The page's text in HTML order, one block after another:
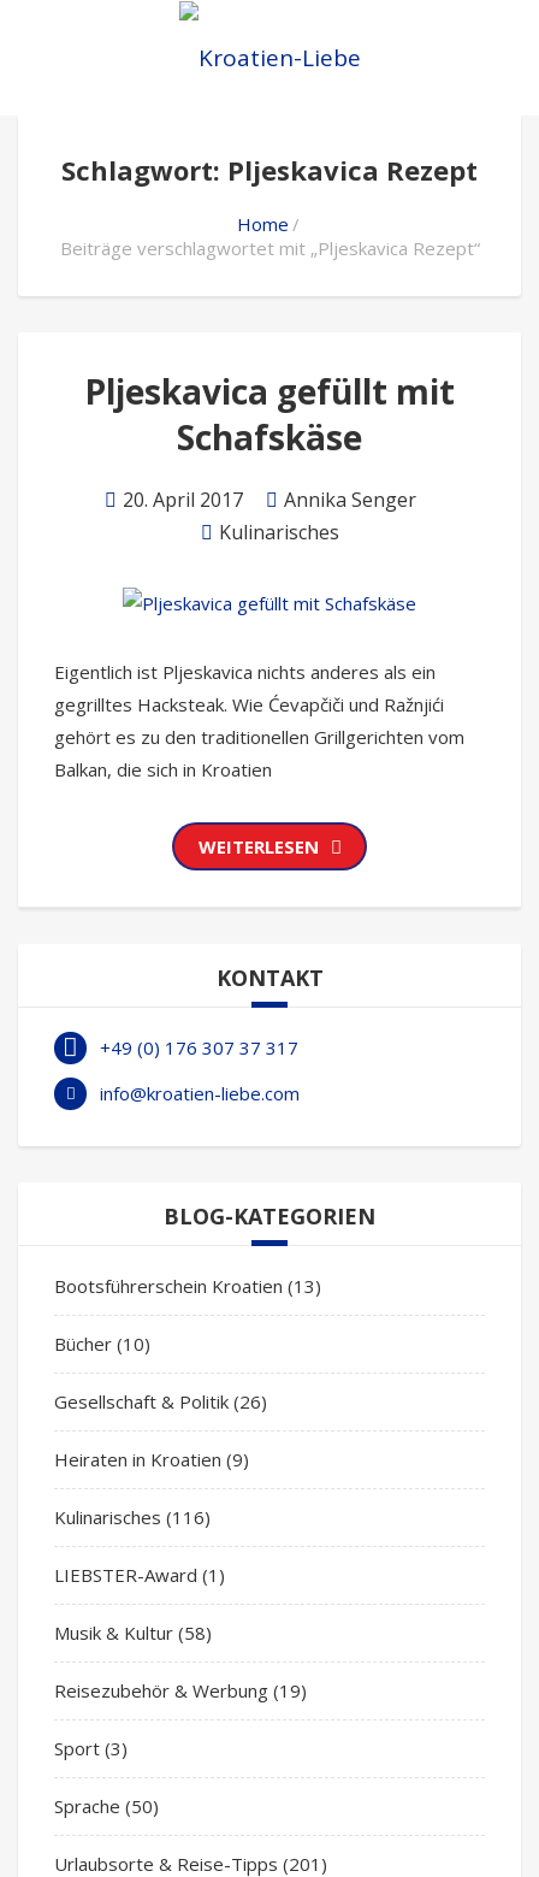
Schlagwort: Pljeskavica Rezept
Home
Beiträge verschlagwortet mit „Pljeskavica Rezept“
Pljeskavica gefüllt mit
Schafskäse
20. April 2017
Annika Senger
Kulinarisches
Eigentlich ist Pljeskavica nichts anderes als ein
gegrilltes Hacksteak. Wie Ćevapčiči und Ražnjići
gehört es zu den traditionellen Grillgerichten vom
Balkan, die sich in Kroatien
WEITERLESEN
KONTAKT
+49 (0) 176 307 37 317
info@kroatien-liebe.com
BLOG-KATEGORIEN
Bootsführerschein Kroatien (13)
Bücher (10)
Gesellschaft & Politik (26)
Heiraten in Kroatien (9)
Kulinarisches (116)
LIEBSTER-Award (1)
Musik & Kultur (58)
Reisezubehör & Werbung (19)
Sport (3)
Sprache (50)
Urlaubsorte & Reise-Tipps (201)